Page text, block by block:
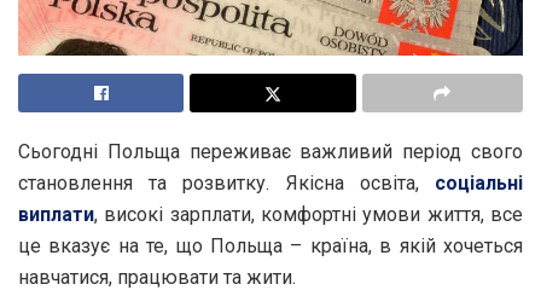
Сьогодні Польща переживає важливий період свого
становлення та розвитку. Якісна освіта, соціальні
виплати, високі зарплати, комфортні умови життя, все
це вказує на те, що Польща – країна, в якій хочеться
навчатися, працювати та жити.